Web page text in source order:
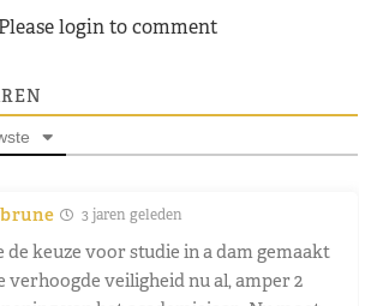
Please login to comment
3 jaren geleden
de keuze voor studie in a dam gemaakt
verhoogde veiligheid nu al, amper 2